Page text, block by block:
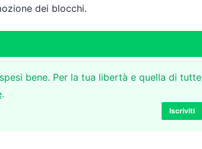
dei blocchi.
bene. Per la tua libertà e quella di tutte
.
Iscriviti